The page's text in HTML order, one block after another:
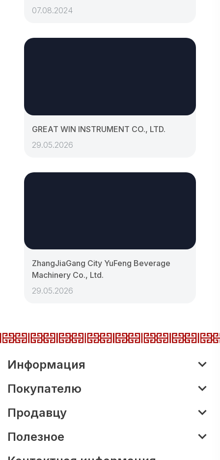
07.08.2024
GREAT WIN INSTRUMENT CO., LTD.
29.05.2026
ZhangJiaGang City YuFeng Beverage
Machinery Co., Ltd.
29.05.2026
Информация
Покупателю
Продавцу
Полезное